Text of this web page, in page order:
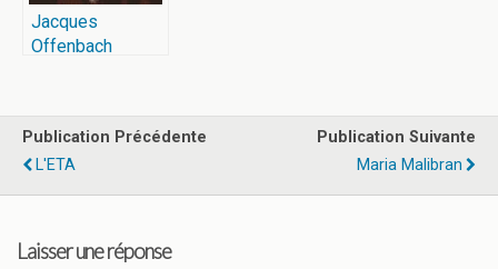
Jacques
Offenbach
Publication Précédente
L'ETA
Publication Suivante
Maria Malibran
Laisser une réponse